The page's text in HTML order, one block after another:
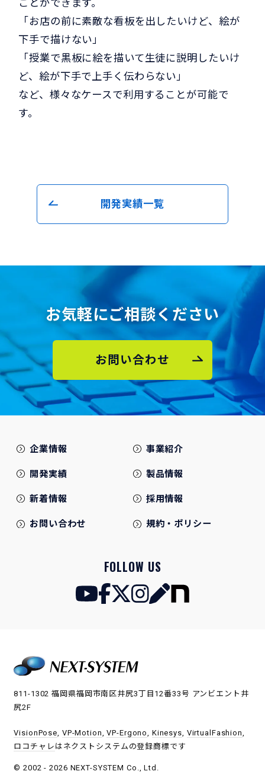
ことができます。
「お店の前に素敵な看板を出したいけど、絵が
下手で描けない」
「授業で黒板に絵を描いて生徒に説明したいけ
ど、絵が下手で上手く伝わらない」
など、様々なケースで利用することが可能で
す。
開発実績一覧
お気軽にご相談ください
お問い合わせ
企業情報 事業紹介
開発実績 製品情報
新着情報 採用情報
お問い合わせ 規約・ポリシー
FOLLOW US
811-1302 福岡県福岡市南区井尻3丁目12番33号 アンビエント井
尻2F
VisionPose VP-Motion ,VP-Ergono Kinesys VirtualFashion
ロコチャレ はネクストシステムの登録商標です
© 2002 - 2026 NEXT-SYSTEM Co., Ltd.